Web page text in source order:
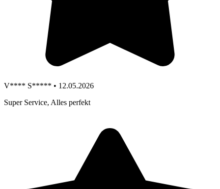
V**** S***** • 12.05.2026
Super Service, Alles perfekt